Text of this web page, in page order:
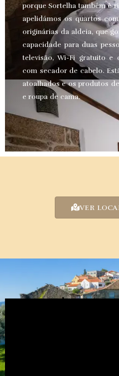
porque Sortelha também é
apelidámos os quartos
originárias da aldeia, que
capacidade para duas
televisão, Wi-Fi gratuito e
com secador de cabelo.
atoalhados e os produtos
e roupa de cama.
VER